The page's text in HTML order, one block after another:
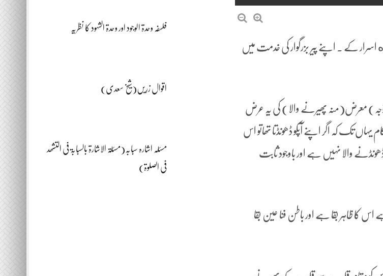
فلسفہ وحدۃ الوجود اور وحدۃ الشہود کا نظریہ
اقوال زریں(شیخ سعدی)
مسئلہ اشارہ سبابہ(مسئلۃ الاشارۃ بالسبابۃ فی التشھد
فی الصلوۃ)
کے ۔ اپنے پیر بزرگوار کی خدمت میں
معرض(منہ پھیرنے والا) کی یہ عرض
یہاں تک کہ اگر اپنے آپکو ڈھونڈتا تھاتو اس
والا نہیں ہے اور باوجود ثابت
کا ظاہر بقا ہے اور باطن فنا عین بقا